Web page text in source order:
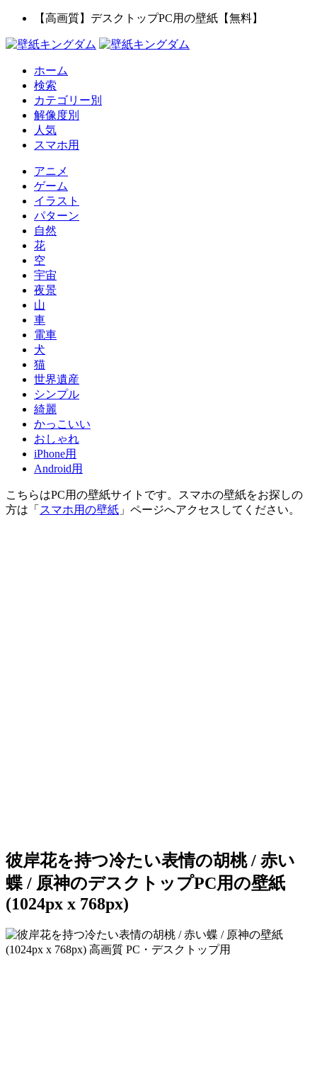
【高画質】デスクトップPC用の壁紙【無料】
ホーム
検索
カテゴリー別
解像度別
人気
スマホ用
アニメ
ゲーム
イラスト
パターン
自然
花
空
宇宙
夜景
山
車
電車
犬
猫
世界遺産
シンプル
綺麗
かっこいい
おしゃれ
iPhone用
Android用
こちらはPC用の壁紙サイトです。スマホの壁紙をお探しの
方は「 スマホ用の壁紙 」ページへアクセスしてください。
彼岸花を持つ冷たい表情の胡桃 / 赤い
蝶 / 原神のデスクトップPC用の壁紙
(1024px x 768px)